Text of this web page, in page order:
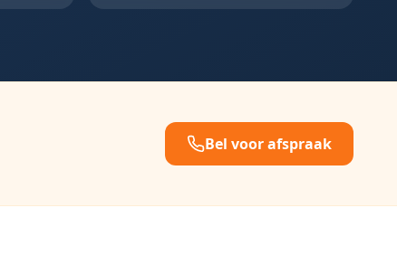
Bel voor afspraak